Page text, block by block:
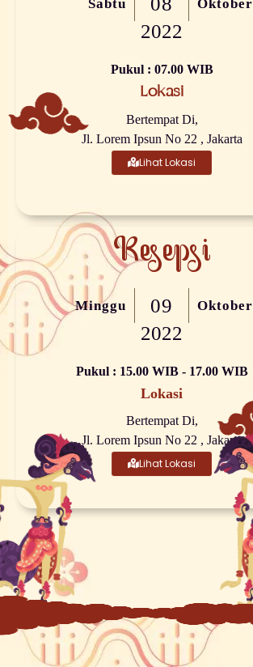
Sabtu Oktober
2022
Pukul : 07.00 WIB
Lokasi
Bertempat Di,
Jl. Lorem Ipsun No 22 , Jakarta
Lihat Lokasi
Resepsi
Minggu 09 Oktober
2022
Pukul : 15.00 WIB - 17.00 WIB
Lokasi
Bertempat Di,
Jl. Lorem Ipsun No 22 , Jakarta
Lihat Lokasi